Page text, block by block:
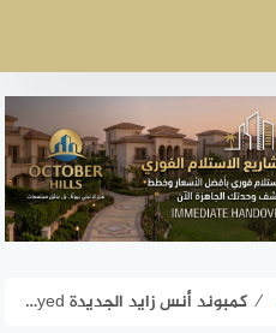
⁄ كمبوند أُنس زايد الجديدة Ons New Zayed